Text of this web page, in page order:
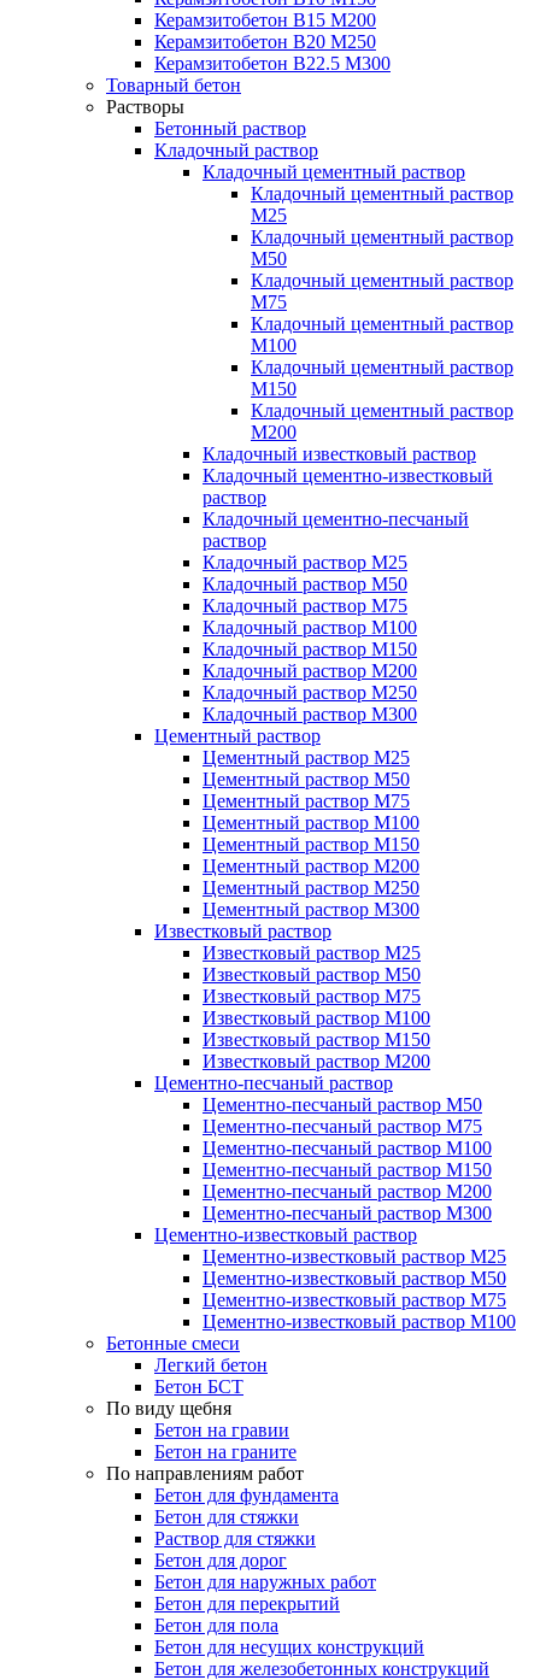
Керамзитобетон В15 М200
Керамзитобетон В20 М250
Керамзитобетон В22.5 М300
Товарный бетон
Растворы
Бетонный раствор
Кладочный раствор
Кладочный цементный раствор
Кладочный цементный раствор
М25
Кладочный цементный раствор
М50
Кладочный цементный раствор
М75
Кладочный цементный раствор
М100
Кладочный цементный раствор
М150
Кладочный цементный раствор
М200
Кладочный известковый раствор
Кладочный цементно-известковый
раствор
Кладочный цементно-песчаный
раствор
Кладочный раствор М25
Кладочный раствор М50
Кладочный раствор М75
Кладочный раствор М100
Кладочный раствор М150
Кладочный раствор М200
Кладочный раствор М250
Кладочный раствор М300
Цементный раствор
Цементный раствор М25
Цементный раствор М50
Цементный раствор М75
Цементный раствор М100
Цементный раствор М150
Цементный раствор М200
Цементный раствор М250
Цементный раствор М300
Известковый раствор
Известковый раствор М25
Известковый раствор М50
Известковый раствор М75
Известковый раствор М100
Известковый раствор М150
Известковый раствор М200
Цементно-песчаный раствор
Цементно-песчаный раствор М50
Цементно-песчаный раствор М75
Цементно-песчаный раствор М100
Цементно-песчаный раствор М150
Цементно-песчаный раствор М200
Цементно-песчаный раствор М300
Цементно-известковый раствор
Цементно-известковый раствор М25
Цементно-известковый раствор М50
Цементно-известковый раствор М75
Цементно-известковый раствор М100
Бетонные смеси
Легкий бетон
Бетон БСТ
По виду щебня
Бетон на гравии
Бетон на граните
По направлениям работ
Бетон для фундамента
Бетон для стяжки
Раствор для стяжки
Бетон для дорог
Бетон для наружных работ
Бетон для перекрытий
Бетон для пола
Бетон для несущих конструкций
Бетон для железобетонных конструкций